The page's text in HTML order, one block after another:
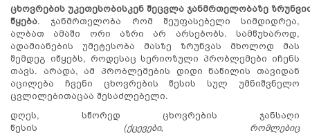
ცხოვრების უკეთესობისკენ შეცვლა ჯანმრთელობაზე
წყება. ჯანმრთელობა რომ შეუფასებელი სიმდიდრეა,
ალბათ ამაში ორი აზრი არ არსებობს. სამწუხაროდ,
ადამიანების უმეტესობა მასზე ზრუნვას მხოლოდ მას
შემდეგ იწყებს, როდესაც სერიოზული პრობლემები იჩენს
თავს. არადა, ამ პრობლემების დიდი ნაწილის თავიდან
აცილება ჩვენი ცხოვრების წესის სულ უმნიშვნელო
ცვლილებითაცაა შესაძლებელი.
დღეს, სწორედ ცხოვრების ჯანსაღი
წესის (ქცევები, რომლებიც